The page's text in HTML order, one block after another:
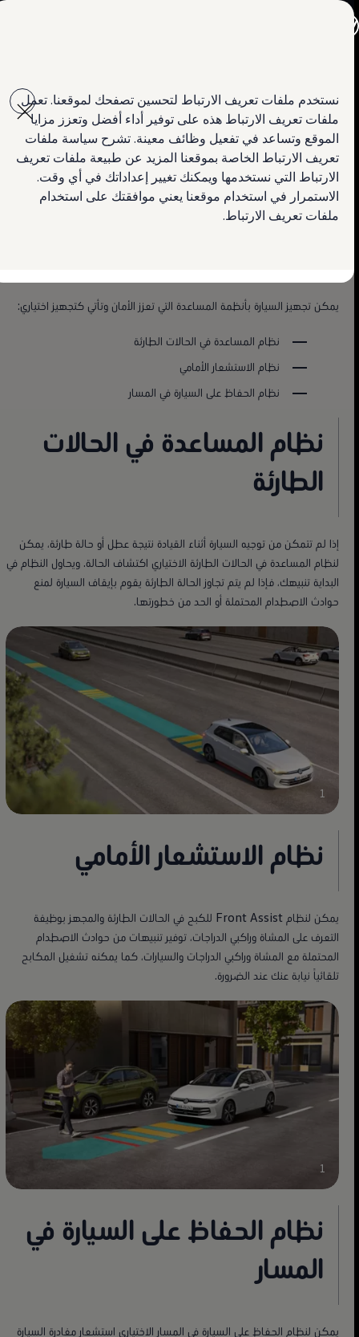
نستخدم ملفات تعريف الارتباط لتحسين تصفحك لموقعنا. تعمل
ملفات تعريف الارتباط هذه على توفير أداء أفضل وتعزز مزايا
الموقع وتساعد في تفعيل وظائف معينة. تشرح سياسة ملفات
تعريف الارتباط الخاصة بموقعنا المزيد عن طبيعة ملفات تعريف
الارتباط التي نستخدمها ويمكنك تغيير إعداداتك في أي وقت.
الاستمرار في استخدام موقعنا يعني موافقتك على استخدام
ملفات تعريف الارتباط.
main
content
footer
تي روك
تيغوان
تيرامونت
طوارق
سيارة أماروك الجديدة
كادي كارغو
كرافتر
العروض
السيارات المستعملة
لمالكي وأصحاب السيارة
معلومات عن أنظمة المساعدة التي تعزز الأمان
نظرة عامة على أنظمة
المساعدة التي تعزز الأمان في
يمكن تجهيز السيارة بأنظمة المساعدة التي تعزز الأمان وتأتي كتجهيز اختياري:
نظام المساعدة في الحالات الطارئة
نظام الاستشعار الأمامي
نظام الحفاظ على السيارة في المسار
نظام المساعدة في الحالات
الطارئة
إذا لم تتمكن من توجيه السيارة أثناء القيادة نتيجة عطل أو حالة طارئة، يمكن
لنظام المساعدة في الحالات الطارئة الاختياري اكتشاف الحالة. ويحاول النظام في
البداية تنبيهك، فإذا لم يتم تجاوز الحالة الطارئة يقوم بإيقاف السيارة لمنع
حوادث الاصطدام المحتملة أو الحد من خطورتها.
نظام الاستشعار الأمامي
يمكن لنظام Front Assist للكبح في الحالات الطارئة والمجهز بوظيفة
التعرف على المشاة وراكبي الدراجات، توفير تنبيهات من حوادث الاصطدام
المحتملة مع المشاة وراكبي الدراجات والسيارات، كما يمكنه تشغيل المكابح
تلقائياً نيابة عنك عند الضرورة.
نظام الحفاظ على السيارة في
المسار
يمكن لنظام الحفاظ على السيارة في المسار الاختياري استشعار مغادرة السيارة